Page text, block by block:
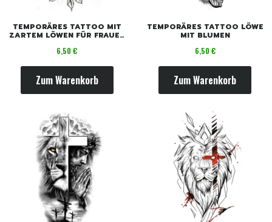
TEMPORÄRES TATTOO MIT
ZARTEM LÖWEN FÜR FRAUEN
Preis
6,50 €
Zum Warenkorb
TEMPORÄRES TATTOO LÖWE
MIT BLUMEN
Preis
6,50 €
Zum Warenkorb